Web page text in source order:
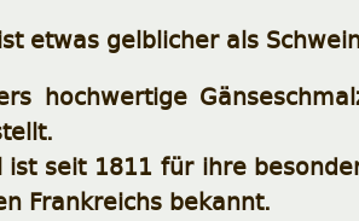
etwas gelblicher als
hochwertige
ist seit 1811 für ihre
Frankreichs bekannt.